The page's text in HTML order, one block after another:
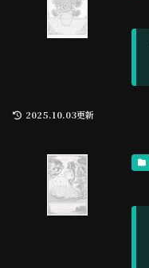
2025.10.03更新